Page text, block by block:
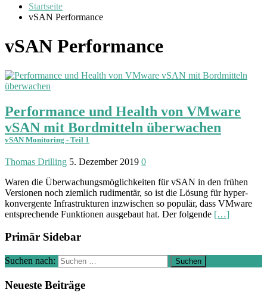
Startseite
vSAN Performance
vSAN Performance
Performance und Health von VMware
vSAN mit Bordmitteln überwachen
vSAN Monitoring - Teil 1
Thomas Drilling 5. Dezember 2019 0
Waren die Über­wachungs­möglich­keiten für vSAN in den frühen
Versionen noch ziem­lich rudi­mentär, so ist die Lösung für hyper­
konvergente Infra­strukturen in­zwischen so popu­lär, dass VMware
ent­sprechende Funk­tionen ausgebaut hat. Der folgende […]
Primär Sidebar
Suchen nach:
Neueste Beiträge